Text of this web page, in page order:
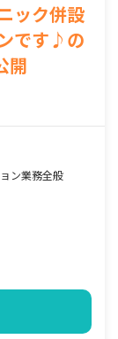
ック併設
です♪の
開
ン業務全般